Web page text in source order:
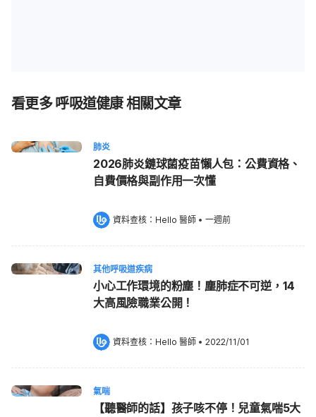
看更多 呼吸道健康 相關文章
肺炎
2026肺炎鏈球菌疫苗懶人包：公費資格、
自費價格與副作用一次懂
資料查核： Hello 醫師 • 一週前
其他呼吸道疾病
小心工作環境的粉塵！塵肺症不可逆，14
大高風險職業公開！
資料查核： Hello 醫師 • 2022/11/01
氣喘
【聽醫師的話】孩子咳不停！兒童氣喘5大